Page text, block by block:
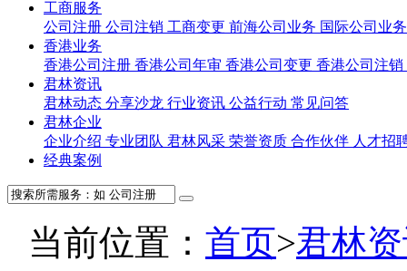
工商服务
公司注册 公司注销 工商变更 前海公司业务 国际公司业
香港业务
香港公司注册 香港公司年审 香港公司变更 香港公司注销
君林资讯
君林动态 分享沙龙 行业资讯 公益行动 常见问答
君林企业
企业介绍 专业团队 君林风采 荣誉资质 合作伙伴 人才招
经典案例
当前位置： 首页>君林